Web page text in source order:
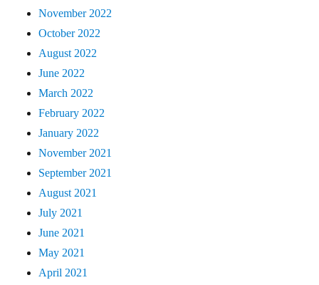
November 2022
October 2022
August 2022
June 2022
March 2022
February 2022
January 2022
November 2021
September 2021
August 2021
July 2021
June 2021
May 2021
April 2021